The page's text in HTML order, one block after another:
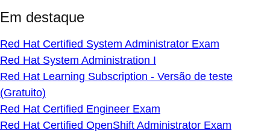
Em destaque
Red Hat Certified System Administrator Exam
Red Hat System Administration I
Red Hat Learning Subscription - Versão de teste
(Gratuito)
Red Hat Certified Engineer Exam
Red Hat Certified OpenShift Administrator Exam